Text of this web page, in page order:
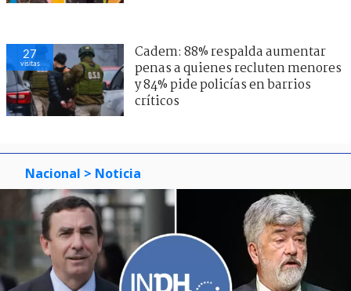
27
visitas
Cadem: 88% respalda aumentar
penas a quienes recluten menores
y 84% pide policías en barrios
críticos
Nacional > Noticia